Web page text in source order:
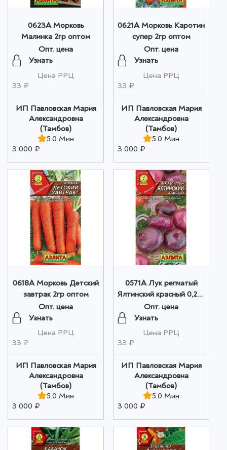
0623A Морковь
Малинка 2гр оптом
Опт. цена
Узнать
Цена РРЦ
33 ₽
ИП Павловская Мария
Александровна
(Тамбов)
5.0 Мин
3 000 ₽
0621A Морковь Каротин
супер 2гр оптом
Опт. цена
Узнать
Цена РРЦ
33 ₽
ИП Павловская Мария
Александровна
(Тамбов)
5.0 Мин
3 000 ₽
0618A Морковь Детский
завтрак 2гр оптом
Опт. цена
Узнать
Цена РРЦ
33 ₽
ИП Павловская Мария
Александровна
(Тамбов)
5.0 Мин
3 000 ₽
0571A Лук репчатый
Ялтинский красный 0,2гр
оптом
Опт. цена
Узнать
Цена РРЦ
33 ₽
ИП Павловская Мария
Александровна
(Тамбов)
5.0 Мин
3 000 ₽